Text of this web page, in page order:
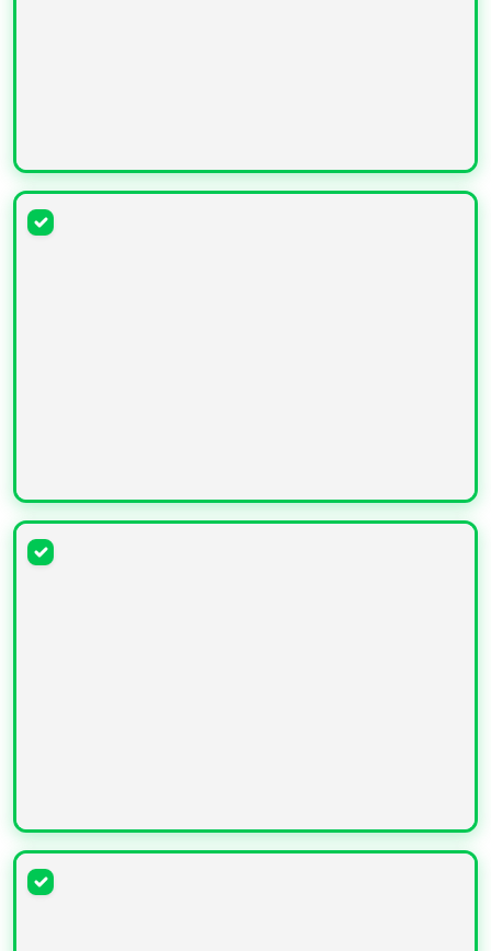
УВЕЛИЧИТЬ
УВЕЛИЧИТЬ
УВЕЛИЧИТЬ